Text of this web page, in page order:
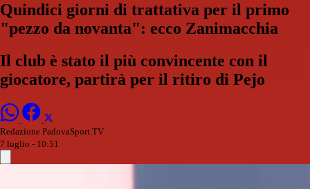
Quindici giorni di trattativa per il primo
"pezzo da novanta": ecco Zanimacchia
Il club è stato il più convincente con il
giocatore, partirà per il ritiro di Pejo
Redazione PadovaSport.TV
7 luglio - 10:51